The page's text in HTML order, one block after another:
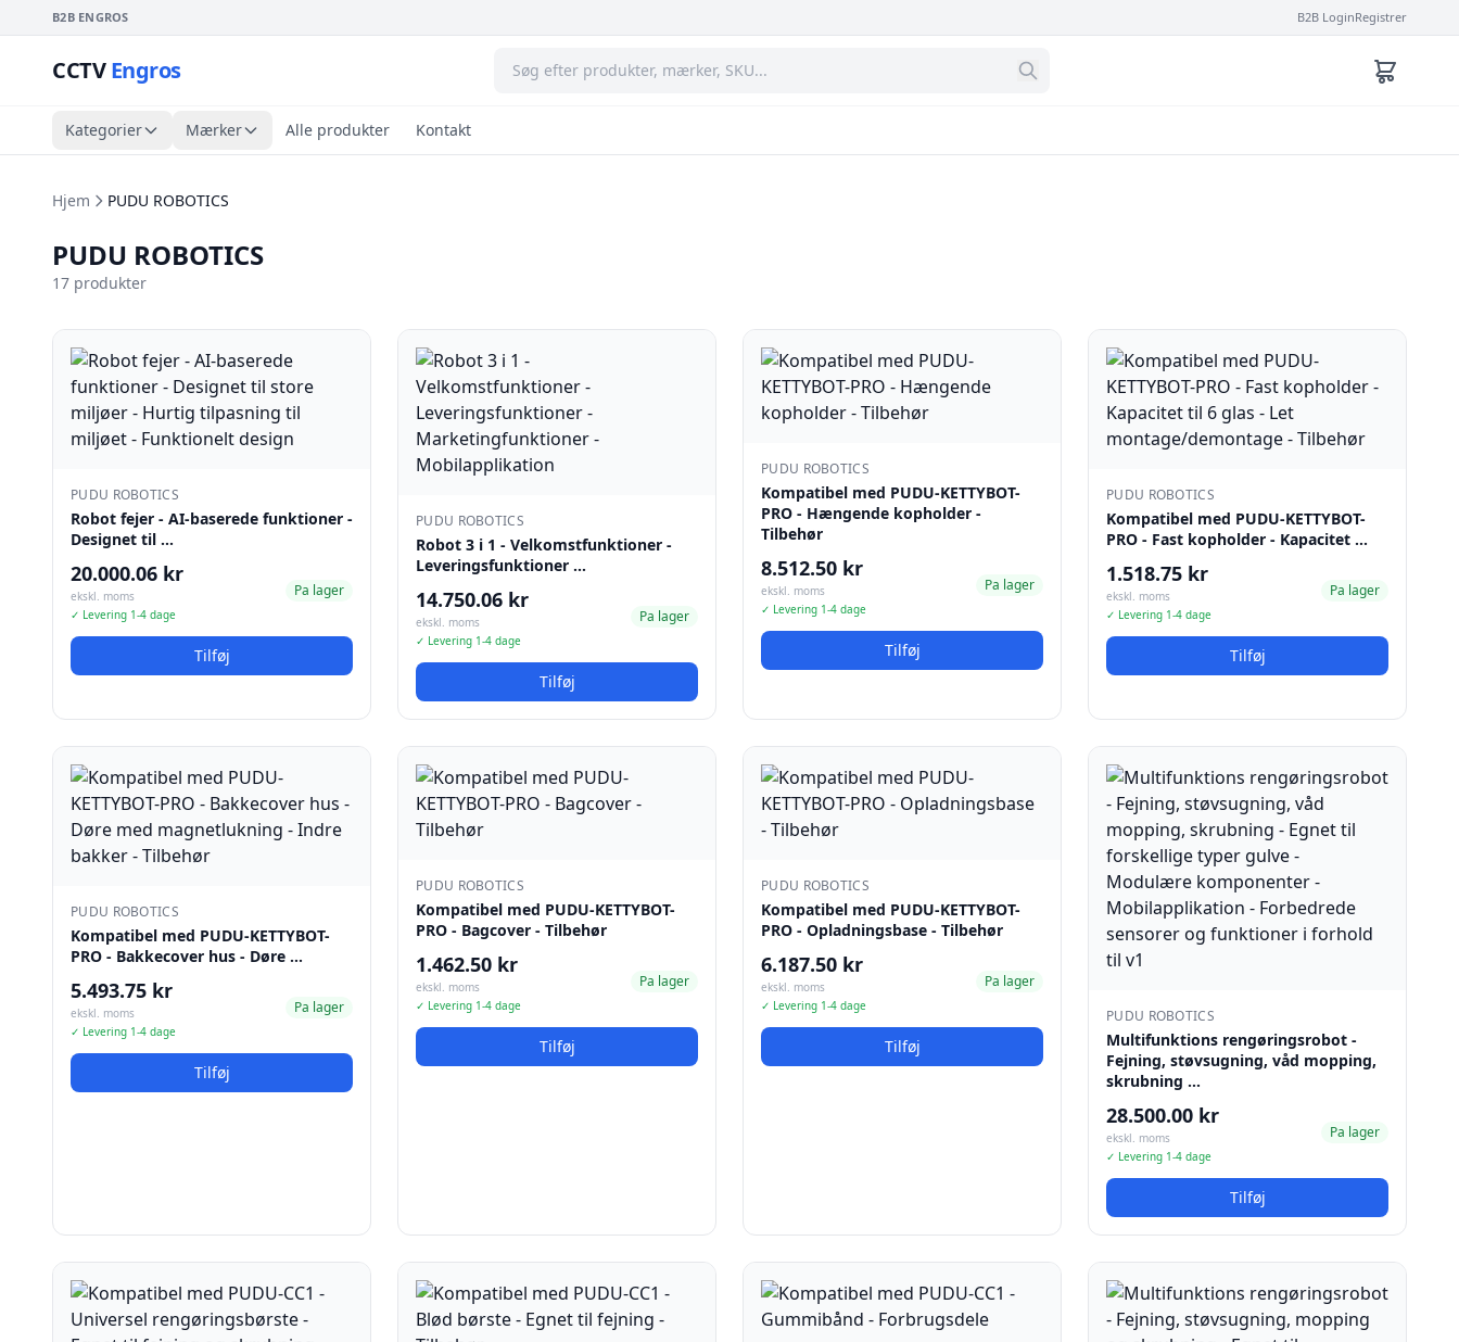
B2B ENGROS B2B LoginRegistrer
CCTVEngros
Kategorier Mærker Alle produkter Kontakt
Hjem PUDU ROBOTICS
PUDU ROBOTICS
17 produkter
PUDU ROBOTICS
Robot fejer - AI-baserede funktioner -
Designet til …
20.000.06 kr
ekskl. moms
✓ Levering 1-4 dage
Pa lager
Tilføj
PUDU ROBOTICS
Robot 3 i 1 - Velkomstfunktioner -
Leveringsfunktioner …
14.750.06 kr
ekskl. moms
✓ Levering 1-4 dage
Pa lager
Tilføj
PUDU ROBOTICS
Kompatibel med PUDU-KETTYBOT-
PRO - Hængende kopholder -
Tilbehør
8.512.50 kr
ekskl. moms
✓ Levering 1-4 dage
Pa lager
Tilføj
PUDU ROBOTICS
Kompatibel med PUDU-KETTYBOT-
PRO - Fast kopholder - Kapacitet …
1.518.75 kr
ekskl. moms
✓ Levering 1-4 dage
Pa lager
Tilføj
PUDU ROBOTICS
Kompatibel med PUDU-KETTYBOT-
PRO - Bakkecover hus - Døre …
5.493.75 kr
ekskl. moms
✓ Levering 1-4 dage
Pa lager
Tilføj
PUDU ROBOTICS
Kompatibel med PUDU-KETTYBOT-
PRO - Bagcover - Tilbehør
1.462.50 kr
ekskl. moms
✓ Levering 1-4 dage
Pa lager
Tilføj
PUDU ROBOTICS
Kompatibel med PUDU-KETTYBOT-
PRO - Opladningsbase - Tilbehør
6.187.50 kr
ekskl. moms
✓ Levering 1-4 dage
Pa lager
Tilføj
PUDU ROBOTICS
Multifunktions rengøringsrobot -
Fejning, støvsugning, våd mopping,
skrubning …
28.500.00 kr
ekskl. moms
✓ Levering 1-4 dage
Pa lager
Tilføj